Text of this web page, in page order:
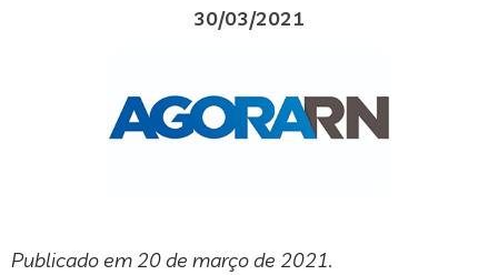
30/03/2021
Publicado em 20 de março de 2021.